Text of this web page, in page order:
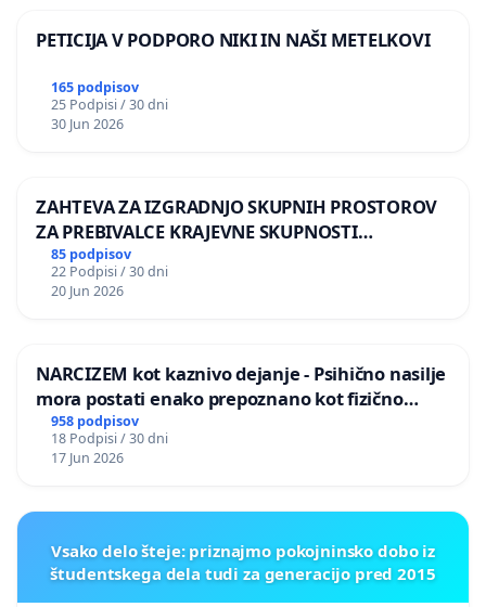
PETICIJA V PODPORO NIKI IN NAŠI METELKOVI
165 podpisov
25 Podpisi / 30 dni
30 Jun 2026
ZAHTEVA ZA IZGRADNJO SKUPNIH PROSTOROV
ZA PREBIVALCE KRAJEVNE SKUPNOSTI
PRESTRANEK
85 podpisov
22 Podpisi / 30 dni
20 Jun 2026
NARCIZEM kot kaznivo dejanje - Psihično nasilje
mora postati enako prepoznano kot fizično
nasilje
958 podpisov
18 Podpisi / 30 dni
17 Jun 2026
Vsako delo šteje: priznajmo pokojninsko dobo iz
študentskega dela tudi za generacijo pred 2015